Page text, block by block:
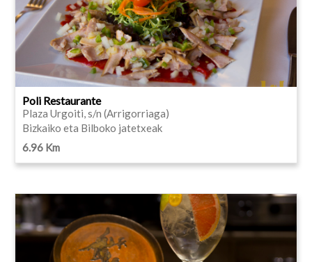
Poli Restaurante
Plaza Urgoiti, s/n (Arrigorriaga)
Bizkaiko eta Bilboko jatetxeak
6.96 Km